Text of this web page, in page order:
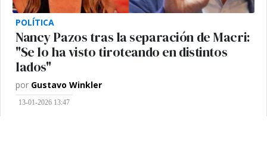
POLÍTICA
Nancy Pazos tras la separación de Macri:
"Se lo ha visto tiroteando en distintos
lados"
por Gustavo Winkler
13-01-2026 13:47